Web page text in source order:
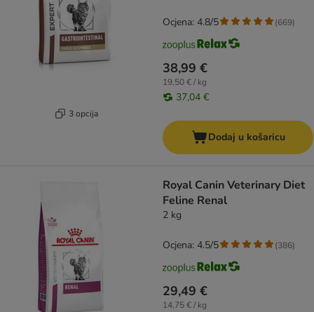
3 opcija
38,99 €
19,50 € / kg
37,04 €
Ocjena: 4.8/5 (669)
Dodaj u košaricu
Royal Canin Veterinary Diet
Feline Renal
2 kg
29,49 €
14,75 € / kg
Ocjena: 4.5/5 (386)